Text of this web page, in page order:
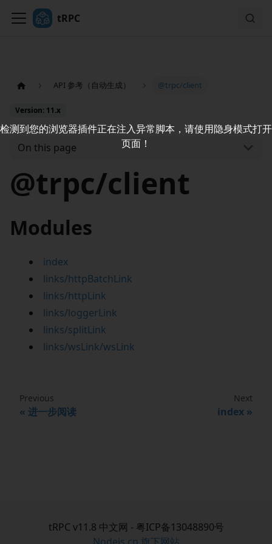
tRPC
API 参考（自动生成） @trpc/client
Version: 11.x
On this page
@trpc/client
Modules
index
links/httpBatchLink
links/httpLink
links/loggerLink
links/splitLink
links/wsLink/wsLink
Previous
进一步阅读
Next
index
tRPC v11.8 中文网 - 粤ICP备13048890号
检测到您的浏览器插件正在注入异常脚本，请使用隐身模式打开
页面！